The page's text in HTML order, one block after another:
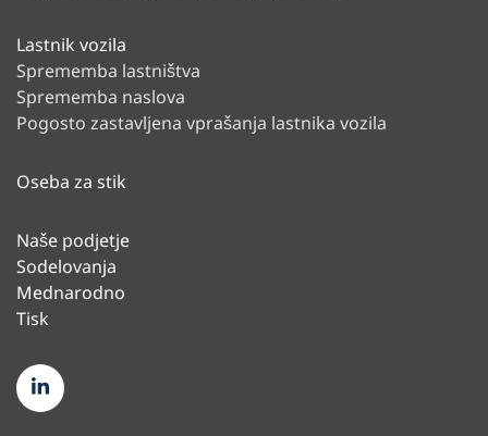
Lastnik vozila
Sprememba lastništva
Sprememba naslova
Pogosto zastavljena vprašanja lastnika vozila
Oseba za stik
Naše podjetje
Sodelovanja
Mednarodno
Tisk